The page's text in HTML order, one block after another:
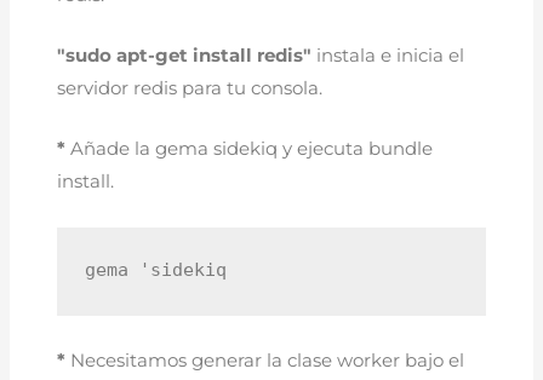
"sudo apt-get install redis" instala e inicia el
servidor redis para tu consola.
* Añade la gema sidekiq y ejecuta bundle
install.
gema 'sidekiq
* Necesitamos generar la clase worker bajo el